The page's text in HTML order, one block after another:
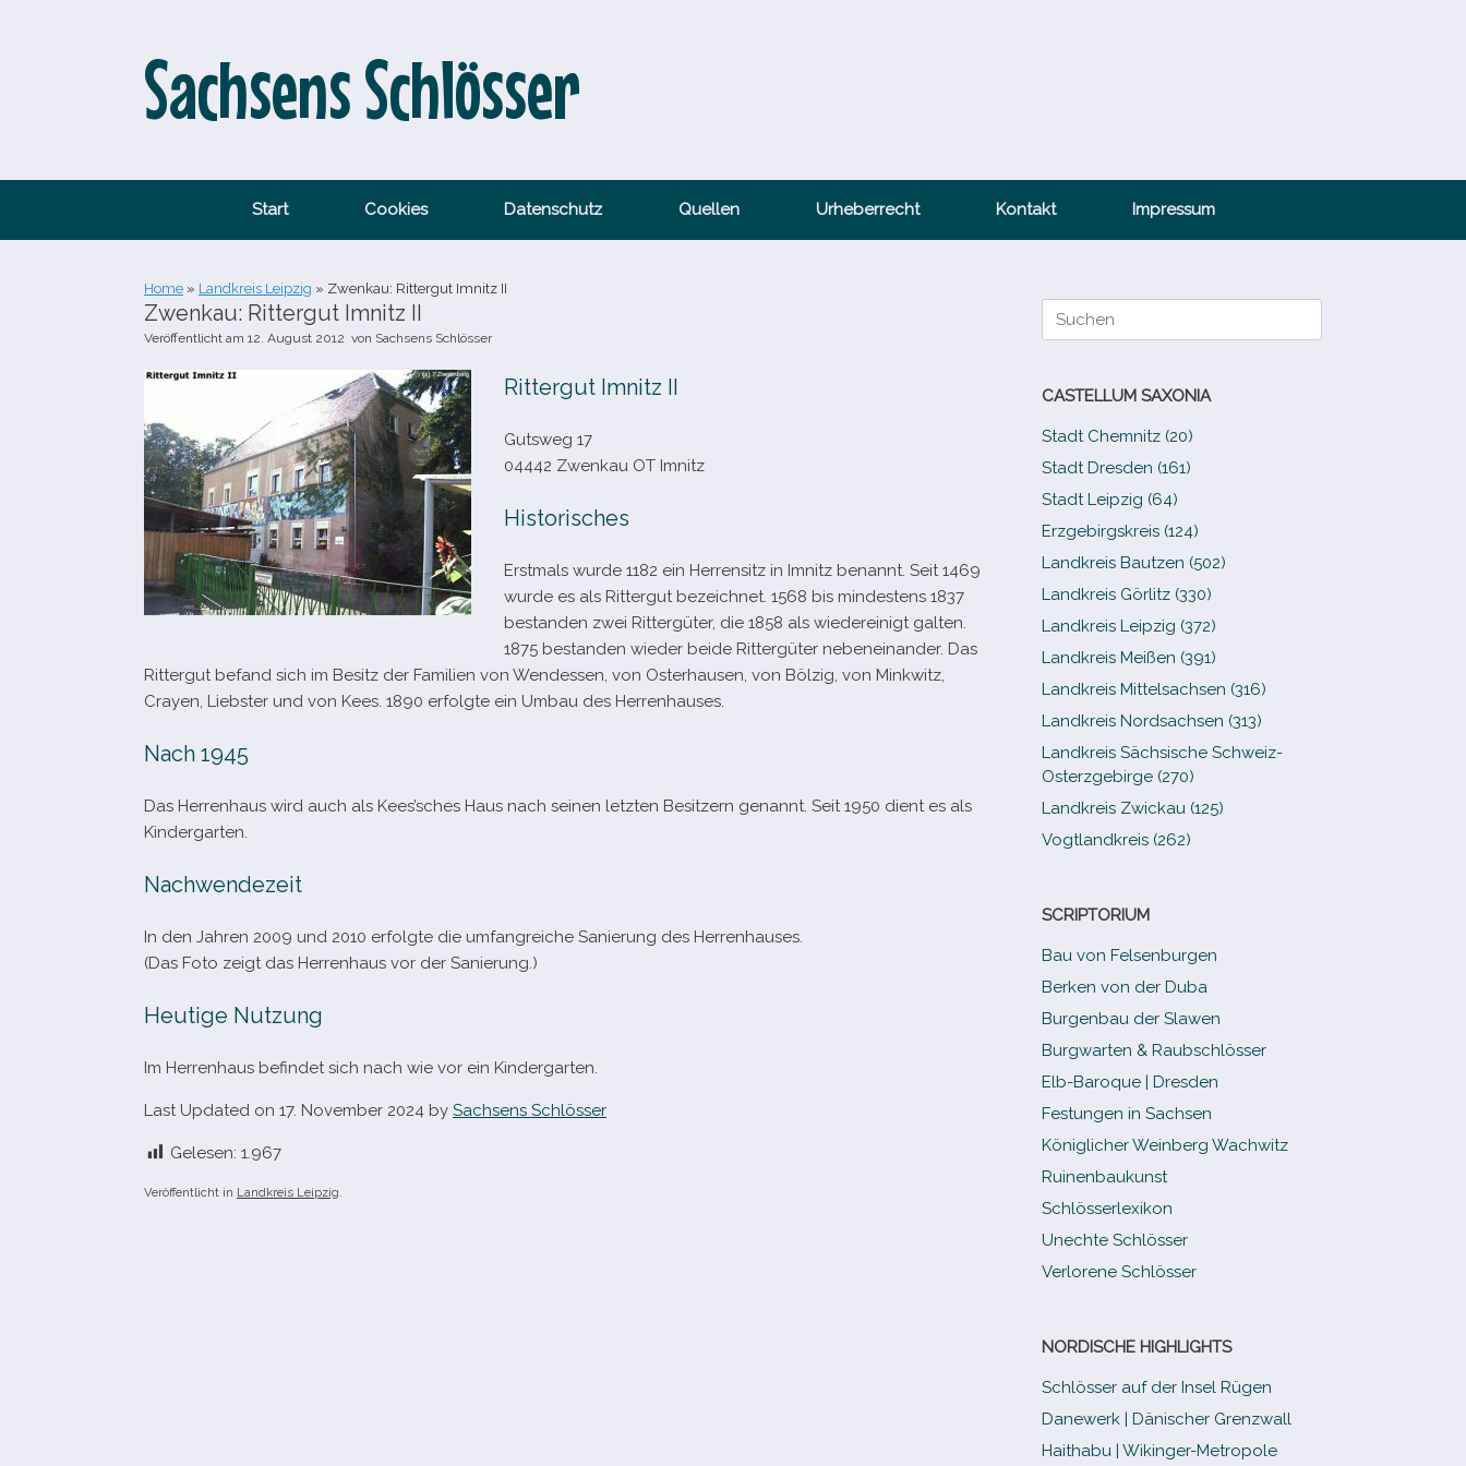
Sachsens Schlösser
Start Cookies Datenschutz Quellen Urheberrecht Kontakt Impressum
Home » Landkreis Leipzig » Zwenkau: Rittergut Imnitz II
Zwenkau: Rittergut Imnitz II
Veröffentlicht am 12. August 2012 von Sachsens Schlösser
Rittergut Imnitz II
Gutsweg 17
04442 Zwenkau OT Imnitz
Historisches
Erstmals wurde 1182 ein Herrensitz in Imnitz benannt. Seit 1469
wurde es als Rittergut bezeich­net. 1568 bis min­des­tens 1837
bestan­den zwei Rittergüter, die 1858 als wie­derei­nigt gal­ten.
1875 bestan­den wie­der beide Rittergüter neben­ein­an­der. Das
Rittergut befand sich im Besitz der Familien von Wendessen, von Osterhausen, von Bölzig, von Minkwitz,
Crayen, Liebster und von Kees. 1890 erfolgte ein Umbau des Herrenhauses.
Nach 1945
Das Herrenhaus wird auch als Kees’sches Haus nach sei­nen letz­ten Besitzern genannt. Seit 1950 dient es als
Kindergarten.
Nachwendezeit
In den Jahren 2009 und 2010 erfolgte die umfang­rei­che Sanierung des Herrenhauses.
(Das Foto zeigt das Herrenhaus vor der Sanierung.)
Heutige Nutzung
Im Herrenhaus befin­det sich nach wie vor ein Kindergarten.
Last Updated on 17. November 2024 by Sachsens Schlösser
Gelesen: 1.967
Veröffentlicht in Landkreis Leipzig
Suche
nach:
CASTELLUM SAXONIA
Stadt Chemnitz (20)
Stadt Dresden (161)
Stadt Leipzig (64)
Erzgebirgskreis (124)
Landkreis Bautzen (502)
Landkreis Görlitz (330)
Landkreis Leipzig (372)
Landkreis Meißen (391)
Landkreis Mittelsachsen (316)
Landkreis Nordsachsen (313)
Landkreis Sächsische Schweiz-​
Osterzgebirge (270)
Landkreis Zwickau (125)
Vogtlandkreis (262)
SCRIPTORIUM
Bau von Felsenburgen
Berken von der Duba
Burgenbau der Slawen
Burgwarten & Raubschlösser
Elb-​Baroque | Dresden
Festungen in Sachsen
Königlicher Weinberg Wachwitz
Ruinenbaukunst
Schlösserlexikon
Unechte Schlösser
Verlorene Schlösser
NORDISCHE HIGHLIGHTS
Schlösser auf der Insel Rügen
Danewerk | Dänischer Grenzwall
Haithabu | Wikinger-Metropole